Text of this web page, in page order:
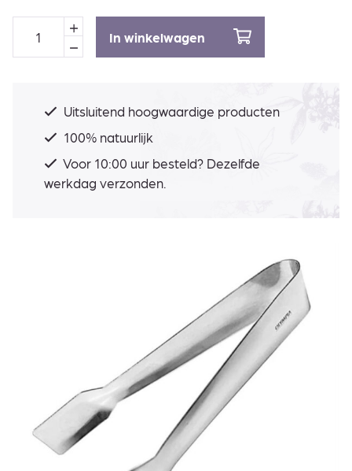
In winkelwagen
Uitsluitend hoogwaardige producten
100% natuurlijk
Voor 10:00 uur besteld? Dezelfde
werkdag verzonden.